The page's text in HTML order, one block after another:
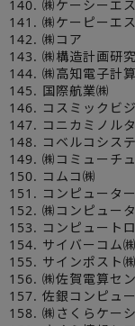
140. ㈱ケーシーエス
141. ㈱ケーピーエス
142. ㈱コア
143. ㈱構造計画研
144. ㈱高知電子計
145. 国際航業㈱
146. コスミックビ
147. コニカミノル
148. コベルコシス
149. ㈱コミューチ
150. コムコ㈱
151. コンピュータ
152. ㈱コンピュー
153. コンピュート
154. サイバーコム㈱
155. サインポスト㈱
156. ㈱佐賀電算セ
157. 佐銀コンピュ
158. ㈱さくらケー